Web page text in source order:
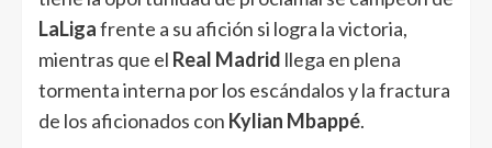
LaLigafrente a su afición si logra la victoria,
mientras que el Real Madrid llega en plena
tormenta interna por los escándalos y la fractura
de los aficionados con Kylian Mbappé.